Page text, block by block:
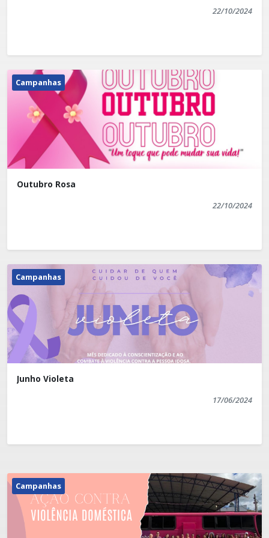
22/10/2024
Campanhas
Outubro Rosa
22/10/2024
Campanhas
Junho Violeta
17/06/2024
Campanhas